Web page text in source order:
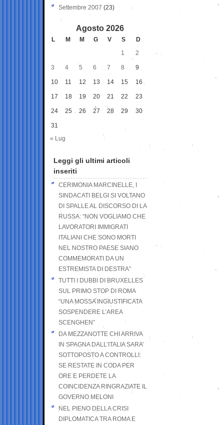
Settembre 2007 (23)
Agosto 2026
L M M G V S
D
1
2
3 4 5 6 7 8 9
10 11 12 13 14 15 16
17 18 19 20 21 22 23
24 25 26 27 28 29 30
31
« Lug
Leggi gli ultimi articoli
inseriti
CERIMONIA MARCINELLE, I
SINDACATI BELGI SI VOLTANO
DI SPALLE AL DISCORSO DI LA
RUSSA: “NON VOGLIAMO CHE
LAVORATORI IMMIGRATI
ITALIANI CHE SONO MORTI
NEL NOSTRO PAESE SIANO
COMMEMORATI DA UN
ESTREMISTA DI DESTRA”
TUTTI I DUBBI DI BRUXELLES
SUL PRIMO STOP DI ROMA
“UNA MOSSA INGIUSTIFICATA
SOSPENDERE L’AREA
SCENGHEN”
DA MEZZANOTTE CHI ARRIVA
IN SPAGNA DALL’ITALIA SARA’
SOTTOPOSTO A CONTROLLI:
SE RESTATE IN CODA PER
ORE E PERDETE LA
COINCIDENZA RINGRAZIATE IL
GOVERNO MELONI
NEL PIENO DELLA CRISI
DIPLOMATICA TRA ROMA E